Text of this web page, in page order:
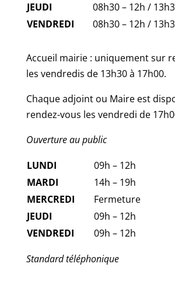
JEUDI
08h30 – 12h /
VENDREDI
08h30 – 12h /
Accueil mairie : uniquement sur
les vendredis de 13h30 à 17h00.
Chaque adjoint ou Maire est
rendez-vous les vendredi de
Ouverture au public
LUNDI
09h – 12h
MARDI
14h – 19h
MERCREDI
Fermeture
JEUDI
09h – 12h
VENDREDI
09h – 12h
Standard téléphonique